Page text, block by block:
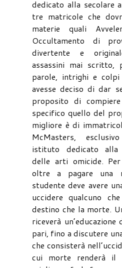
dedicato alla secolare
tre matricole che
materie quali
Occultamento di
divertente e
assassini mai scritto,
parole, intrighi e
avesse deciso di dar
proposito di
specifico quello del
migliore è di
McMasters,
istituto dedicato
delle arti omicide. Per
oltre a pagare una
studente deve avere
uccidere qualcuno
destino che la morte.
riceverà un’educazione
pari, fino a discutere
che consisterà
cui morte renderà il